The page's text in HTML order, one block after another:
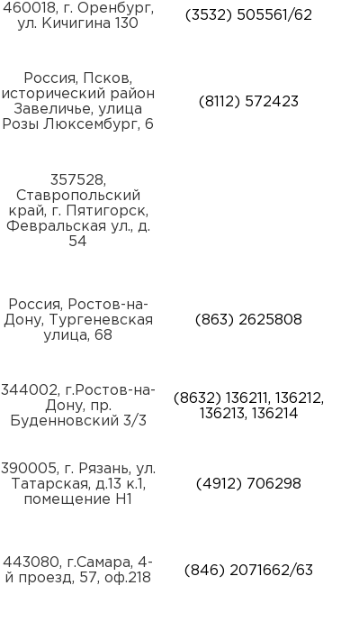
460018, г. Оренбург,
ул. Кичигина 130
(3532) 505561/62
Россия, Псков,
исторический район
Завеличье, улица
Розы Люксембург, 6
(8112) 572423
357528,
Ставропольский
край, г. Пятигорск,
Февральская ул., д.
54
Россия, Ростов-на-
Дону, Тургеневская
улица, 68
(863) 2625808
344002, г.Ростов-на-
Дону, пр.
Буденновский 3/3
(8632) 136211, 136212,
136213, 136214
390005, г. Рязань, ул.
Татарская, д.13 к.1,
помещение Н1
(4912) 706298
443080, г.Самара, 4-
й проезд, 57, оф.218
(846) 2071662/63